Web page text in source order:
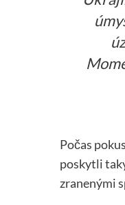
Počas
poskytli
zranenými